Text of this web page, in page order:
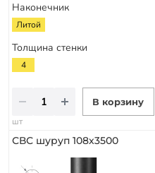
Наконечник
Литой
Толщина стенки
4
В корзину
шт
СВС шуруп 108х3500